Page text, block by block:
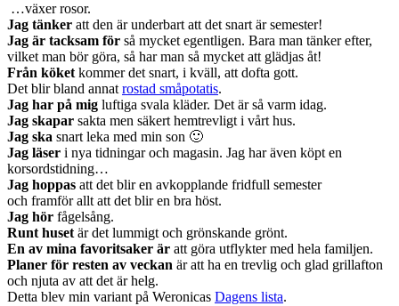
…växer rosor.
Jag tänker att den är underbart att det snart är semester!
Jag är tacksam för så mycket egentligen. Bara man tänker efter,
vilket man bör göra, så har man så mycket att glädjas åt!
Från köket kommer det snart, i kväll, att dofta gott.
Det blir bland annat rostad småpotatis.
Jag har på mig luftiga svala kläder. Det är så varm idag.
Jag skapar sakta men säkert hemtrevligt i vårt hus.
Jag ska snart leka med min son 🙂
Jag läser i nya tidningar och magasin. Jag har även köpt en
korsordstidning…
Jag hoppas att det blir en avkopplande fridfull semester
och framför allt att det blir en bra höst.
Jag hör fågelsång.
Runt huset är det lummigt och grönskande grönt.
En av mina favoritsaker är att göra utflykter med hela familjen.
Planer för resten av veckan är att ha en trevlig och glad grillafton
och njuta av att det är helg.
Detta blev min variant på Weronicas Dagens lista.